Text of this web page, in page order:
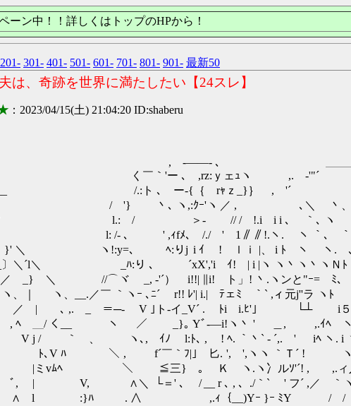
ーン中！！詳しくはトップのHPから！
201- 301- 401- 501- 601- 701- 801- 901- 最新50
は、奇跡を世界に満たしたい【24スレ】
：2023/04/15(土) 21:04:20 ID:shaberu
-――- ､ ＿＿＿
'ー ､ ,rz:ｙェｭヽ ,. ‐'"´
/.:ト ､ ー-{｛ rｬｚ_}｝ , '´
/ '} 丶､ ヽ,:ｸｰ'ヽ ／ , ､＼ 丶
/ l.: / ＞‐ゝ // / !.i i i ､ ｀､
/- ､ ' ,ｨfﾒ､ /./ ' 1∥∥!.ヽ. ヽ ｀､ ｀､
＼ ヽ!:y=､ ﾍ:りj i ｲ ! ｌｉ |、 i ﾄ ヽ ヽ.
＼´l＼ _ﾊ:り 、 ´xX','i ｲ! | i |ヽ ヽ丶ヽ丶ヽ
／ _} ＼ //⌒ヾ _, -'´） i!!| ∥i! ト」! 丶.ヽンと"ｰ=
、__.／￣ ｀ヽｰ ､ﾆ´ r!! ﾚ'| i.| ﾃェﾐ ｀` ,ィ元j''ラ
､ ,. _ ＝─- V ｣ト-イ_V´ . ﾄi i.ﾋ'」 └┴ i５､
/ く__ ヽ ／ _}｡ Yﾞ-―i!ヽ丶 ' ＿, ,.ｲﾍ
j / ｀ 、 ヽ､, ｲﾉ l:ﾄ､ , ! ﾍ. ｀丶` ‐ ´,. ' iﾍ
, f´￣｀ﾌ|｣ 匕. ', ',ヽヽ ｀Ｔ´ ! ヽヽ＼ヽ ＼
≦三} ｡ Ｋ ヽ.ヽ冫ルｿ'´! , ,.ィ入ヽ.＼!
＝' ､ / __ r ､ , ､ ./｀` ' フ´ ,／ ｀ヽ`ﾐミ ､
∧ ,.ｨ｛__)Yｰ }ｰ ﾐY / / } ､ 丶ヽ